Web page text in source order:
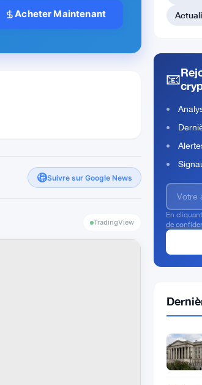
Acheter Maintenant
Suivre sur Google News
TradingView
📧
En
de